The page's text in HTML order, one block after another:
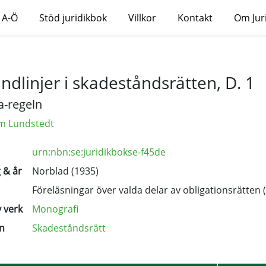
Ö Stöd juridikbok Villkor Kontakt Om
i skadeståndsrätten, D. 1
regeln
Lundstedt
urn:nbn:se:juridikbokse-f45de
& år
Norblad (1935)
Föreläsningar över valda delar av obligationsrätten
verk
Monografi
Skadeståndsrätt